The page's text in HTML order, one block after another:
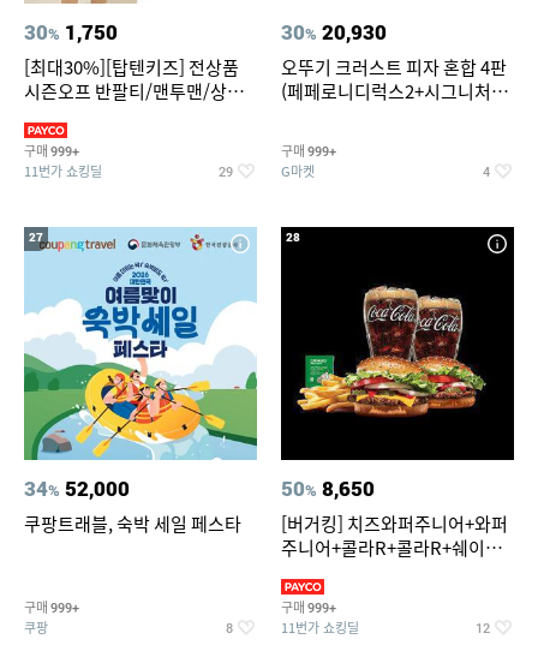
30% 1,750
[최대30%][탑텐키즈] 전상품
시즌오프 반팔티/맨투맨/상하
구매 999+
11번가 쇼킹딜 29
30% 20,930
오뚜기 크러스트 피자 혼합 4판
(페페로니디럭스2+시그니처익
구매 999+
G마켓 4
27
34% 52,000
쿠팡트래블, 숙박 세일 페스타
구매 999+
쿠팡 8
28
50% 8,650
[버거킹] 치즈와퍼주니어+와퍼
주니어+콜라R+콜라R+쉐이킹
구매 999+
11번가 쇼킹딜 12